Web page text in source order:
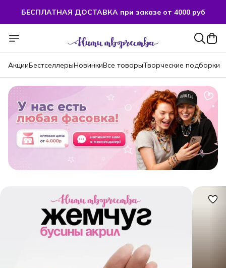
БЕСПЛАТНАЯ ДОСТАВКА при заказе от 4000 руб
БЕСПЛАТНАЯ ДОСТАВКА при заказе от 4000 руб
АкцииБестселлерыНовинкиВсе товарыТворческие подборки